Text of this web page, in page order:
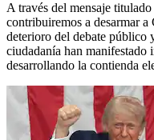
A través del mensaje
contribuiremos a desarmar
deterioro del debate público
ciudadanía han manifestado
desarrollando la contienda